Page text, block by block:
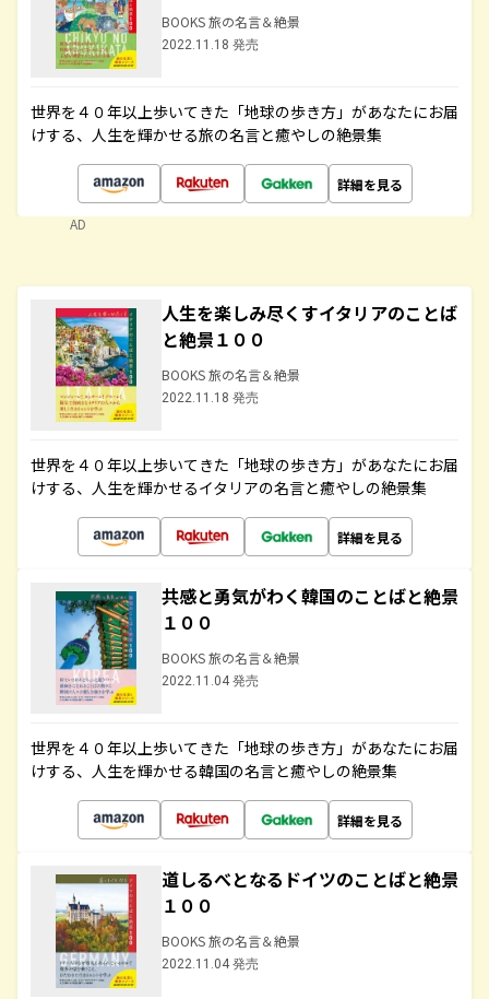
BOOKS 旅の名言＆絶景
2022.11.18 発売
世界を４０年以上歩いてきた「地球の歩き方」があなたにお届
けする、人生を輝かせる旅の名言と癒やしの絶景集
詳細を見る
AD
人生を楽しみ尽くすイタリアのことば
と絶景１００
BOOKS 旅の名言＆絶景
2022.11.18 発売
世界を４０年以上歩いてきた「地球の歩き方」があなたにお届
けする、人生を輝かせるイタリアの名言と癒やしの絶景集
詳細を見る
共感と勇気がわく韓国のことばと絶景
１００
BOOKS 旅の名言＆絶景
2022.11.04 発売
世界を４０年以上歩いてきた「地球の歩き方」があなたにお届
けする、人生を輝かせる韓国の名言と癒やしの絶景集
詳細を見る
道しるべとなるドイツのことばと絶景
１００
BOOKS 旅の名言＆絶景
2022.11.04 発売